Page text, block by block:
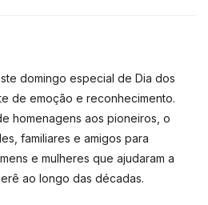
domingo especial de Dia dos
de emoção e reconhecimento.
homenagens aos pioneiros, o
familiares e amigos para
e mulheres que ajudaram a
ao longo das décadas.